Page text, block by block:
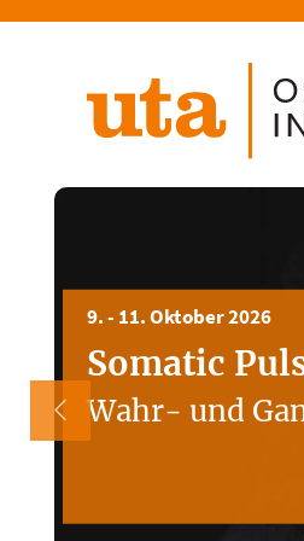
9. - 11. Oktober 2026
Somatic
Wahr- und